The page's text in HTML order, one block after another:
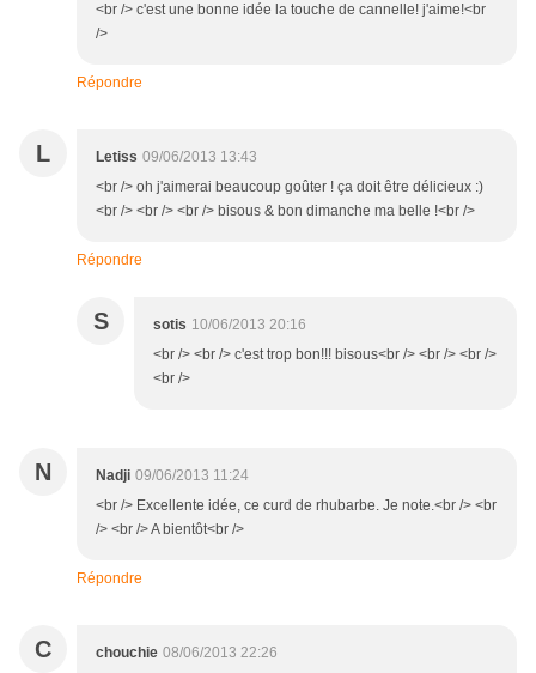
<br /> c'est une bonne idée la touche de cannelle! j'aime!<br
/>
Répondre
L Letiss 09/06/2013 13:43
<br /> oh j'aimerai beaucoup goûter ! ça doit être délicieux :)
<br /> <br /> <br /> bisous & bon dimanche ma belle !<br />
Répondre
S sotis 10/06/2013 20:16
<br /> <br /> c'est trop bon!!! bisous<br /> <br /> <br />
<br />
N Nadji 09/06/2013 11:24
<br /> Excellente idée, ce curd de rhubarbe. Je note.<br /> <br
/> <br /> A bientôt<br />
Répondre
C chouchie 08/06/2013 22:26